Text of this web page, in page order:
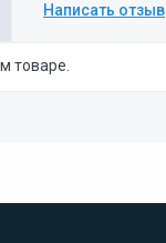
Написать отзыв
товаре.